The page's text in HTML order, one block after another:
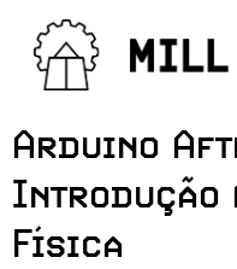
Arduino
Introdução
Física